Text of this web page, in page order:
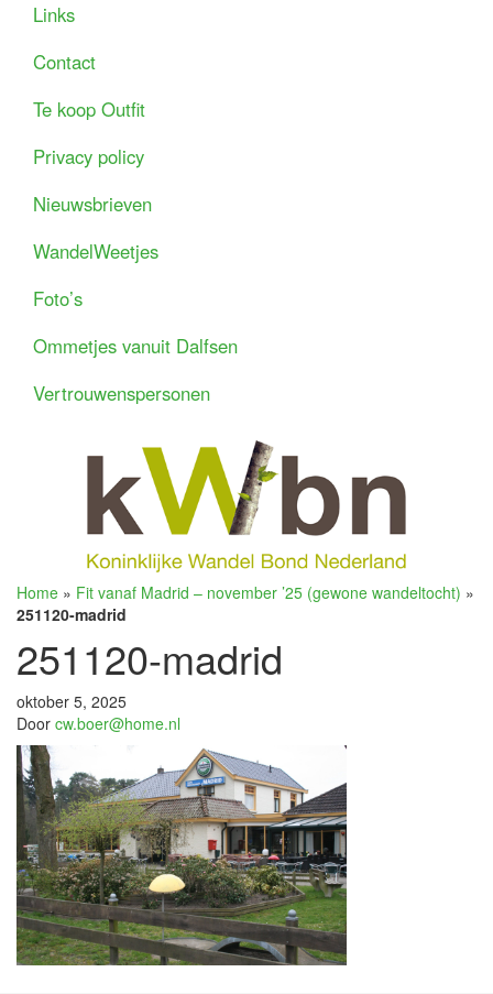
Links
Contact
Te koop Outfit
Privacy policy
Nieuwsbrieven
WandelWeetjes
Foto’s
Ommetjes vanuit Dalfsen
Vertrouwenspersonen
Home » Fit vanaf Madrid – november ’25 (gewone wandeltocht) »
251120-madrid
251120-madrid
oktober 5, 2025
Door cw.boer@home.nl